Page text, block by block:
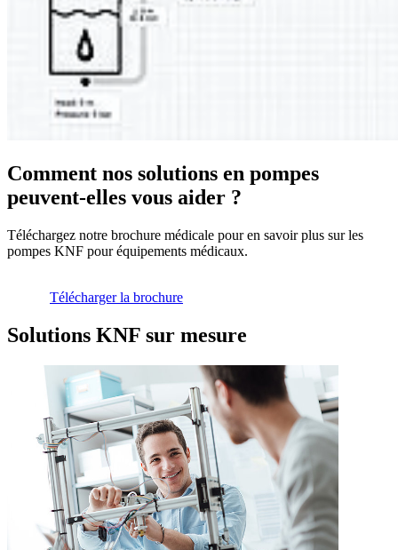
Comment nos solutions en pompes
peuvent-elles vous aider ?
Téléchargez notre brochure médicale pour en savoir plus sur les
pompes KNF pour équipements médicaux.
Télécharger la brochure
Solutions KNF sur mesure